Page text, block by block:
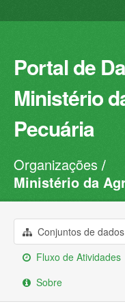
Portal de
Ministério
Pecuária
Conjuntos de dados
Organizações
Sobre
Organizações
Ministério da
Conjuntos de dados
Fluxo de Atividades
Sobre